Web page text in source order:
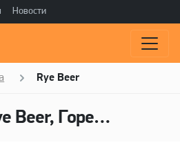
Новости
Rye Beer
Пиво в стиле Rye Beer, Горечь: 12 IBU